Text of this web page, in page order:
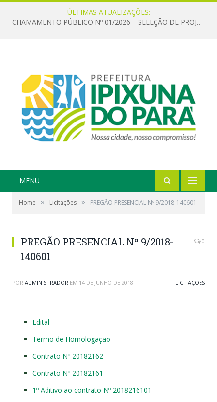
ÚLTIMAS ATUALIZAÇÕES:
CHAMAMENTO PÚBLICO Nº 01/2026 – SELEÇÃO DE PROJETOS PARA FIRMAR TERMO DE EXECUÇÃO CULTURAL COM RECURSOS DA POLÍTICA NACIONAL ALDIR BLANC DE FOMENTO À CULTURA – PNAB (LEI Nº 14.399/2022)
MENU
Home » Licitações » PREGÃO PRESENCIAL Nº 9/2018-140601
PREGÃO PRESENCIAL Nº 9/2018-
140601
0
POR ADMINISTRADOR EM 14 DE JUNHO DE 2018 LICITAÇÕES
Edital
Termo de Homologação
Contrato Nº 20182162
Contrato Nº 20182161
1º Aditivo ao contrato Nº 2018216101